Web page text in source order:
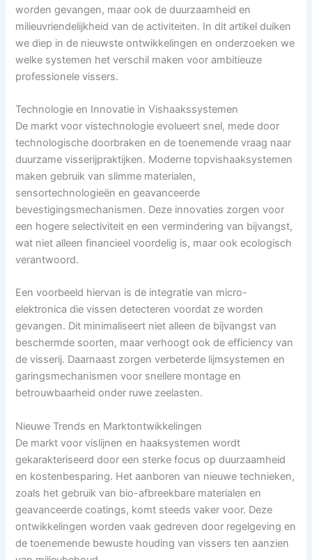
worden gevangen, maar ook de duurzaamheid en
milieuvriendelijkheid van de activiteiten. In dit artikel duiken
we diep in de nieuwste ontwikkelingen en onderzoeken we
welke systemen het verschil maken voor ambitieuze
professionele vissers.
Technologie en Innovatie in Vishaakssystemen
De markt voor vistechnologie evolueert snel, mede door
technologische doorbraken en de toenemende vraag naar
duurzame visserijpraktijken. Moderne topvishaaksystemen
maken gebruik van slimme materialen,
sensortechnologieën en geavanceerde
bevestigingsmechanismen. Deze innovaties zorgen voor
een hogere selectiviteit en een vermindering van bijvangst,
wat niet alleen financieel voordelig is, maar ook ecologisch
verantwoord.
Een voorbeeld hiervan is de integratie van micro-
elektronica die vissen detecteren voordat ze worden
gevangen. Dit minimaliseert niet alleen de bijvangst van
beschermde soorten, maar verhoogt ook de efficiency van
de visserij. Daarnaast zorgen verbeterde lijmsystemen en
garingsmechanismen voor snellere montage en
betrouwbaarheid onder ruwe zeelasten.
Nieuwe Trends en Marktontwikkelingen
De markt voor vislijnen en haaksystemen wordt
gekarakteriseerd door een sterke focus op duurzaamheid
en kostenbesparing. Het aanboren van nieuwe technieken,
zoals het gebruik van bio-afbreekbare materialen en
geavanceerde coatings, komt steeds vaker voor. Deze
ontwikkelingen worden vaak gedreven door regelgeving en
de toenemende bewuste houding van vissers ten aanzien